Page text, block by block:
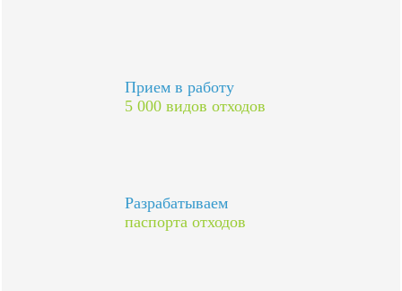
Прием в работу
5 000 видов отходов
Разрабатываем
паспорта отходов